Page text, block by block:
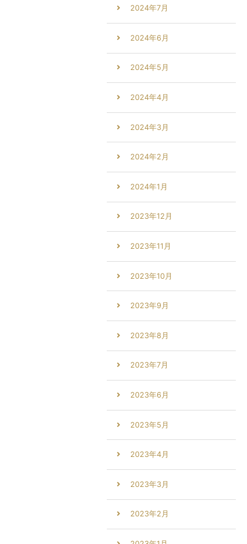
2024年7月
2024年6月
2024年5月
2024年4月
2024年3月
2024年2月
2024年1月
2023年12月
2023年11月
2023年10月
2023年9月
2023年8月
2023年7月
2023年6月
2023年5月
2023年4月
2023年3月
2023年2月